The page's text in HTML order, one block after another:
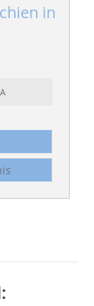
in